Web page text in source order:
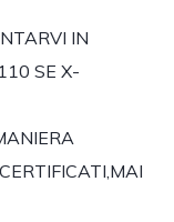
IN
SE X-